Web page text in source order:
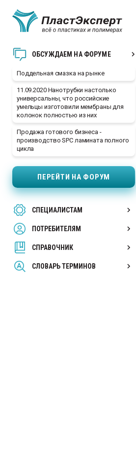
ОБСУЖДАЕМ НА ФОРУМЕ
Поддельная смазка на рынке
11.09.2020 Нанотрубки настолько
универсальны, что российские
умельцы изготовили мембраны для
колонок полностью из них
Продажа готового бизнеса -
производство SPC ламината полного
цикла
ПЕРЕЙТИ НА ФОРУМ
СПЕЦИАЛИСТАМ
ПОТРЕБИТЕЛЯМ
СПРАВОЧНИК
СЛОВАРЬ ТЕРМИНОВ